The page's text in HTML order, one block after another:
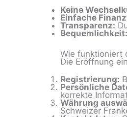
Keine
Einfache
Transparenz:
Bequemlichkeit:
Wie funktioniert
Die Eröffnung
Registrierung:
Persönliche
korrekte
Währung
Schweizer